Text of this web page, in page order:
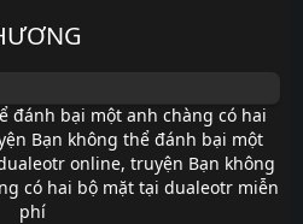
đánh bại một anh chàng có hai
Bạn không thể đánh bại một
online, truyện Bạn không
có hai bộ mặt tại dualeotr miễn
phí